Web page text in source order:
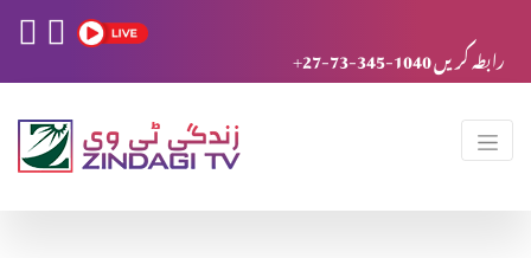
+27-73-345-1040 رابطہ کریں